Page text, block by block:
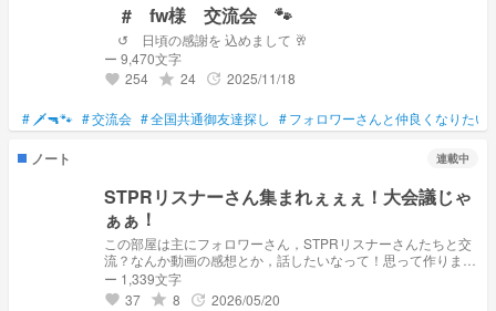
# fw様 交流会 🐾
↺ 日頃の感謝を 込めまして 🥂
ー 9,470文字
favorite 254 grade 24 update 2025/11/18
# 🗡️🔫🐾 #交流会 #全国共通御友達探し #フォロワーさんと仲良くなりたい
ノート 連載中
STPRリスナーさん集まれぇぇぇ！大会議じゃ
ぁぁ！
この部屋は主にフォロワーさん，STPRリスナーさんたちと交
流？なんか動画の感想とか，話したいなって！思って作りまし
た！ぜひ遊びにきてください🥺 STPRリスナーさんと繋がりた
い！仲良くなりたい！
ー 1,339文字
favorite 37 grade 8 update 2026/05/20